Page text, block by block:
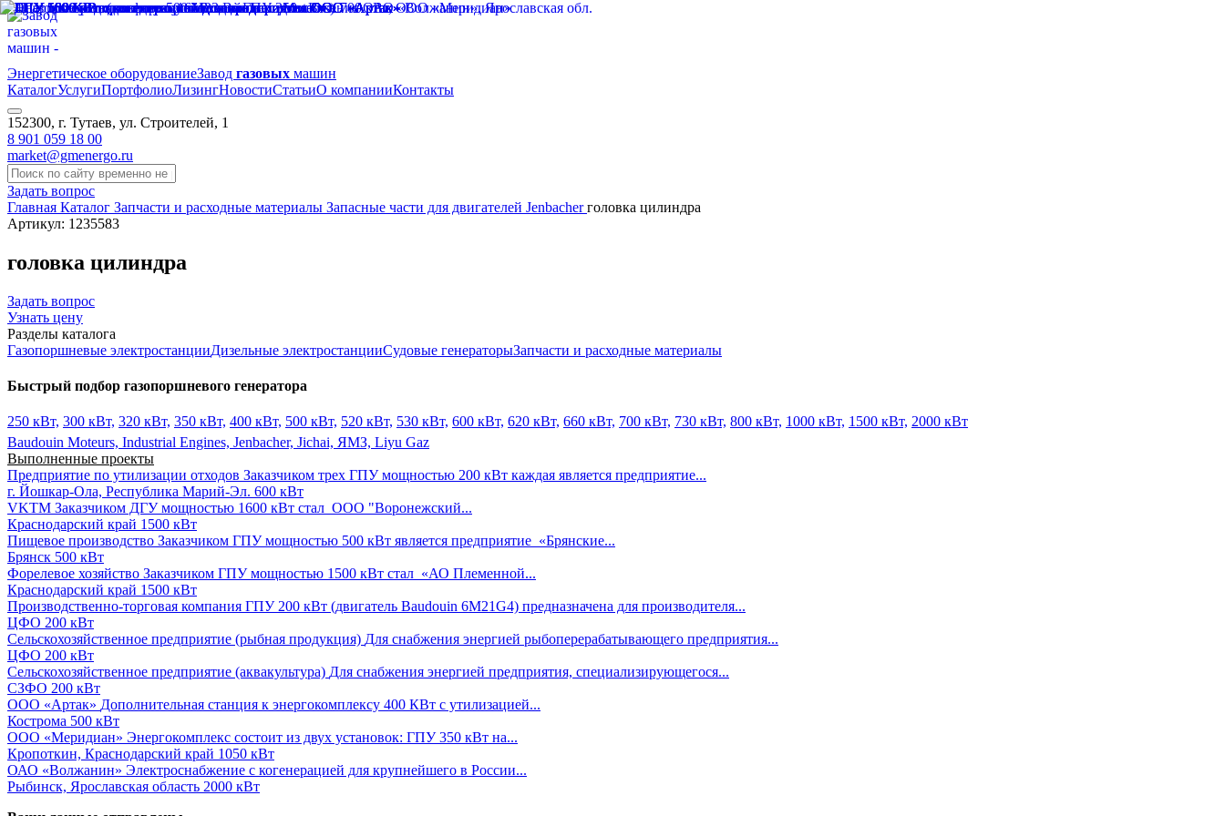
Энергетическое оборудованиеЗавод газовых машин
КаталогУслугиПортфолиоЛизингНовостиСтатьиО компанииКонтакты
152300, г. Тутаев, ул. Строителей, 1
8 901 059 18 00
market@gmenergo.ru
Задать вопрос
Главная Каталог Запчасти и расходные материалы Запасные части для двигателей Jenbacherголовка цилиндра
Артикул: 1235583
головка цилиндра
Задать вопрос
Узнать цену
Разделы каталога
Газопоршневые электростанцииДизельные электростанцииСудовые генераторыЗапчасти и расходные материалы
Быстрый подбор газопоршневого генератора
250 кВт, 300 кВт, 320 кВт, 350 кВт, 400 кВт, 500 кВт, 520 кВт, 530 кВт, 600 кВт, 620 кВт, 660 кВт, 700 кВт, 730 кВт, 800 кВт, 1000 кВт, 1500 кВт, 2000 кВт
Baudouin Moteurs, Industrial Engines, Jenbacher, Jichai, ЯМЗ, Liyu Gaz
Выполненные проекты
Предприятие по утилизации отходов Заказчиком трех ГПУ мощностью 200 кВт каждая является предприятие...
г. Йошкар-Ола, Республика Марий-Эл. 600 кВт
VKTM Заказчиком ДГУ мощностью 1600 кВт стал ООО "Воронежский...
Краснодарский край 1500 кВт
Пищевое производство Заказчиком ГПУ мощностью 500 кВт является предприятие «Брянские...
Брянск 500 кВт
Форелевое хозяйство Заказчиком ГПУ мощностью 1500 кВт стал «АО Племенной...
Краснодарский край 1500 кВт
Производственно-торговая компания ГПУ 200 кВт (двигатель Baudouin 6M21G4) предназначена для производителя...
ЦФО 200 кВт
Сельскохозяйственное предприятие (рыбная продукция) Для снабжения энергией рыбоперерабатывающего предприятия...
ЦФО 200 кВт
Сельскохозяйственное предприятие (аквакультура) Для снабжения энергией предприятия, специализирующегося...
СЗФО 200 кВт
ООО «Артак» Дополнительная станция к энергокомплексу 400 КВт с утилизацией...
Кострома 500 кВт
ООО «Меридиан» Энергокомплекс состоит из двух установок: ГПУ 350 кВт на...
Кропоткин, Краснодарский край 1050 кВт
ОАО «Волжанин» Электроснабжение с когенерацией для крупнейшего в России...
Рыбинск, Ярославская область 2000 кВт